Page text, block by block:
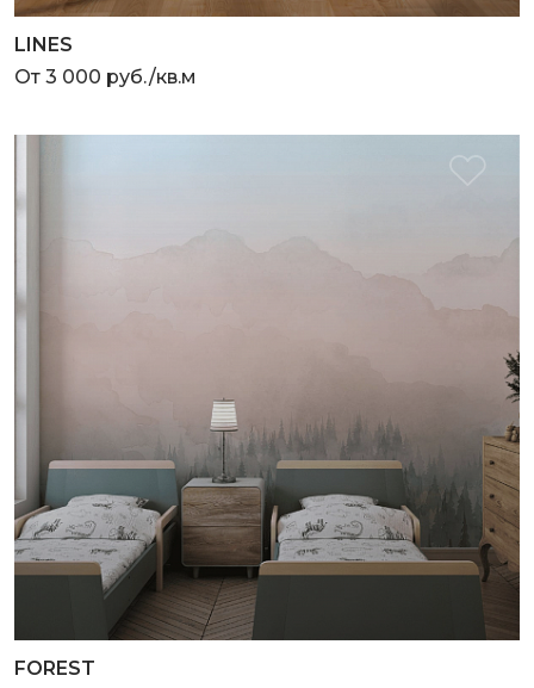
LINES
От 3 000 руб./кв.м
FOREST